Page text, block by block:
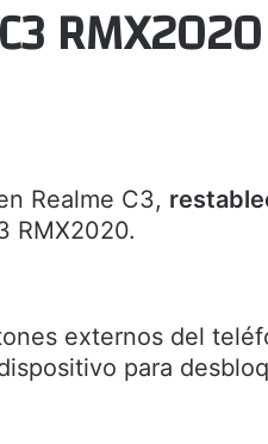
RMX2020
Realme C3,
RMX2020.
externos del
para